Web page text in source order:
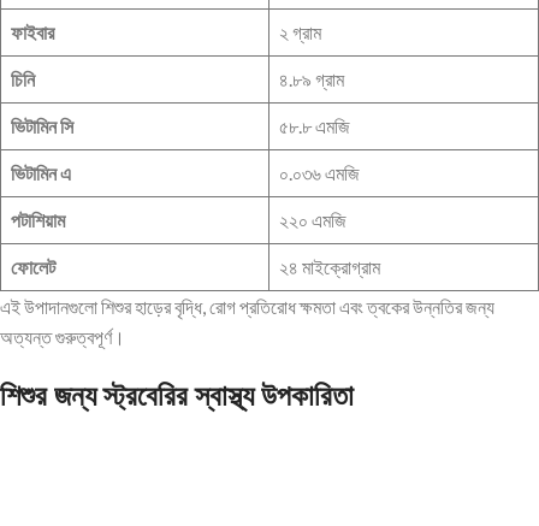
ফাইবার ২ গ্রাম
চিনি ৪.৮৯ গ্রাম
ভিটামিন সি ৫৮.৮ এমজি
ভিটামিন এ ০.০৩৬ এমজি
পটাশিয়াম ২২০ এমজি
ফোলেট
২৪ মাইক্রোগ্রাম
এই উপাদানগুলো শিশুর হাড়ের বৃদ্ধি, রোগ প্রতিরোধ ক্ষমতা এবং ত্বকের উন্নতির জন্য
অত্যন্ত গুরুত্বপূর্ণ।
শিশুর জন্য স্ট্রবেরির স্বাস্থ্য উপকারিতা